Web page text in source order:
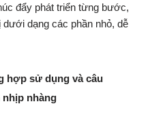
đẩy phát triển từng bước,
dạng các phần nhỏ, dễ
hợp sử dụng và câu
nhàng